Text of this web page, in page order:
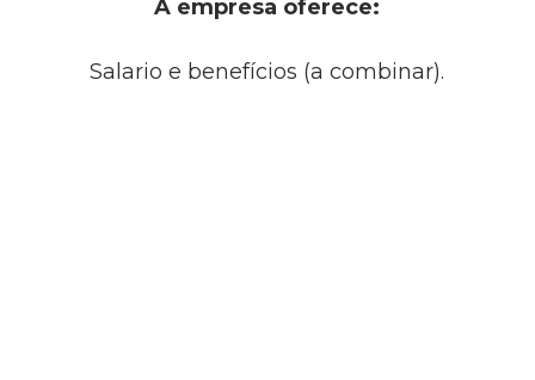
A empresa oferece:
Salario e benefícios (a combinar).